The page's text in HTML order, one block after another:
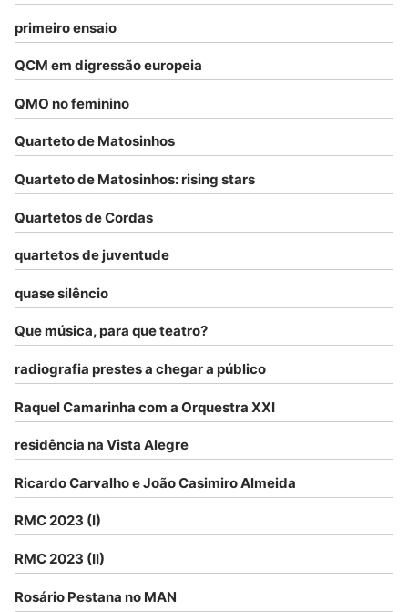
primeiro ensaio
QCM em digressão europeia
QMO no feminino
Quarteto de Matosinhos
Quarteto de Matosinhos: rising stars
Quartetos de Cordas
quartetos de juventude
quase silêncio
Que música, para que teatro?
radiografia prestes a chegar a público
Raquel Camarinha com a Orquestra XXI
residência na Vista Alegre
Ricardo Carvalho e João Casimiro Almeida
RMC 2023 (I)
RMC 2023 (II)
Rosário Pestana no MAN